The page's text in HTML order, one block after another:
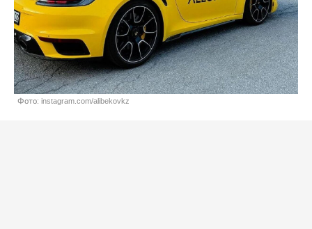
Фото: instagram.com/alibekovkz